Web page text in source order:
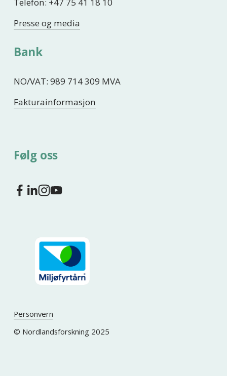
Presse og media
Bank
NO/VAT: 989 714 309 MVA
Fakturainformasjon
Følg oss
Personvern
© Nordlandsforskning 2025